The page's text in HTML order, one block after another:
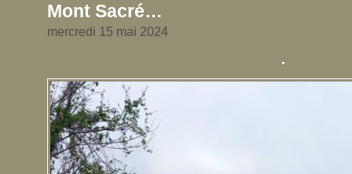
Mont Sacré…
mercredi 15 mai 2024
.